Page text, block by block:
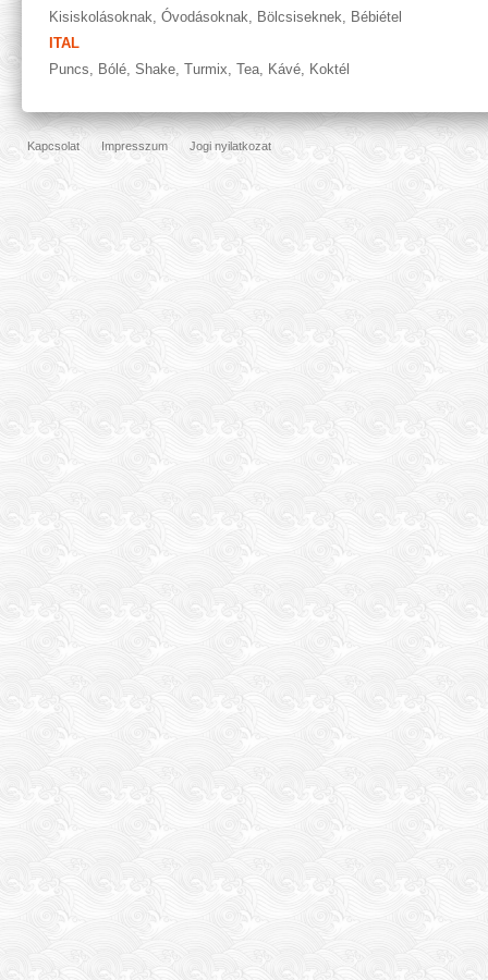
Kisiskolásoknak, Óvodásoknak, Bölcsiseknek, Bébiétel
ITAL
Puncs, Bólé, Shake, Turmix, Tea, Kávé, Koktél
Kapcsolat Impresszum Jogi nyilatkozat